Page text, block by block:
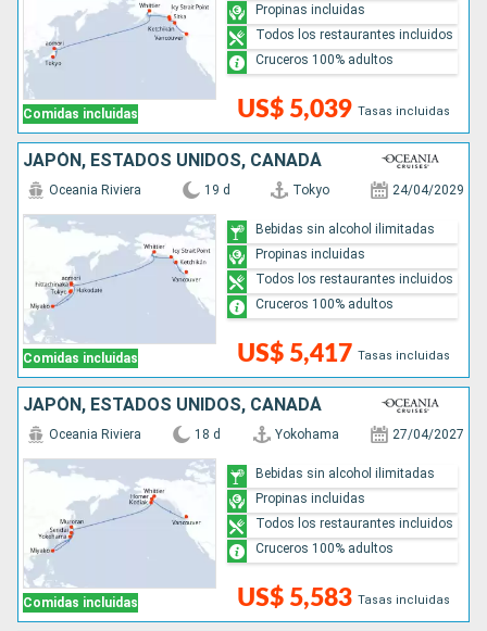
Comidas incluidas US$ 5,039 Tasas incluidas
Propinas incluidas
Todos los restaurantes incluidos
Cruceros 100% adultos
JAPÓN, ESTADOS UNIDOS, CANADÁ
Comidas incluidas
Oceania Riviera 19 d Tokyo 24/04/2029
US$ 5,417 Tasas incluidas
Bebidas sin alcohol ilimitadas
Propinas incluidas
Todos los restaurantes incluidos
Cruceros 100% adultos
JAPÓN, ESTADOS UNIDOS, CANADÁ
Comidas incluidas
Oceania Riviera 18 d Yokohama 27/04/2027
US$ 5,583 Tasas incluidas
Bebidas sin alcohol ilimitadas
Propinas incluidas
Todos los restaurantes incluidos
Cruceros 100% adultos